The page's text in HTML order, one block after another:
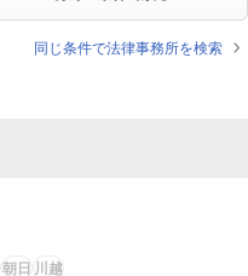
同じ条件で法律事務所を検索
朝日 川越